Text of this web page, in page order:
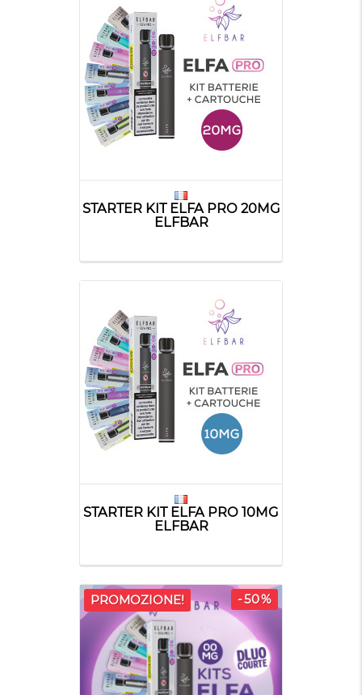
STARTER KIT ELFA PRO 20MG
ELFBAR
STARTER KIT ELFA PRO 10MG
ELFBAR
PROMOZIONE! -50%